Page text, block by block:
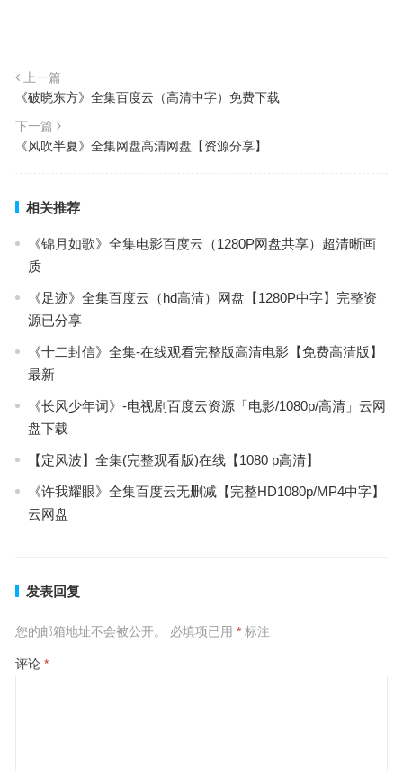
上一篇
《破晓东方》全集百度云（高清中字）免费下载
下一篇
《风吹半夏》全集网盘高清网盘【资源分享】
相关推荐
《锦月如歌》全集电影百度云（1280P网盘共享）超清晰画
质
《足迹》全集百度云（hd高清）网盘【1280P中字】完整资
源已分享
《十二封信》全集-在线观看完整版高清电影【免费高清版】
最新
《长风少年词》-电视剧百度云资源「电影/1080p/高清」云网
盘下载
【定风波】全集(完整观看版)在线【1080 p高清】
《许我耀眼》全集百度云无删减【完整HD1080p/MP4中字】
云网盘
发表回复
您的邮箱地址不会被公开。 必填项已用 *标注
评论 *